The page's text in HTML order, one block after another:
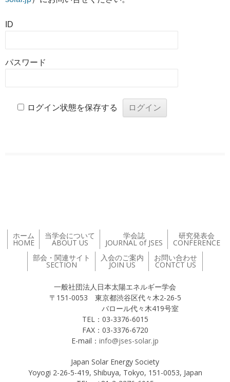
ID
パスワード
ログイン状態を保存する
ホーム
HOME
当学会について
ABOUT US
学会誌
JOURNAL of JSES
研究発表会
CONFERENCE
部会・関連サイト
SECTION
入会のご案内
JOIN US
お問い合わせ
CONTCT US
一般社団法人日本太陽エネルギー学会
〒151-0053 東京都渋谷区代々木2-26-5
バロール代々木419号室
TEL：03-3376-6015
FAX：03-3376-6720
E-mail： info@jses-solar.jp
Japan Solar Energy Society
Yoyogi 2-26-5-419, Shibuya, Tokyo, 151-0053, Japan